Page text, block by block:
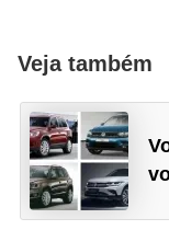
Veja também
u
r
a
n
ç
a